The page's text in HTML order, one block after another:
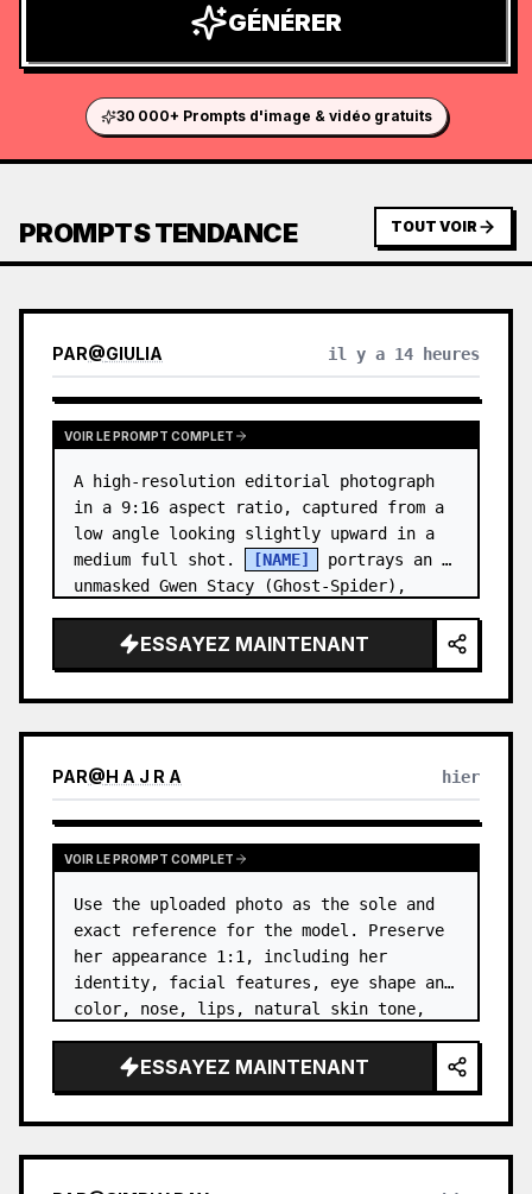
GÉNÉRER
30 000+ Prompts d'image & vidéo gratuits
PROMPTS TENDANCE TOUT VOIR
PAR@GIULIA il y a 14 heures
VOIR LE PROMPT COMPLET
A high-resolution editorial photograph
in a 9:16 aspect ratio, captured from a
low angle looking slightly upward in a
medium full shot.
[NAME]
portrays an
unmasked Gwen Stacy (Ghost-Spider),
ESSAYEZ MAINTENANT
PAR@H A J R A hier
VOIR LE PROMPT COMPLET
Use the uploaded photo as the sole and
exact reference for the model. Preserve
her appearance 1:1, including her
identity, facial features, eye shape and
color, nose, lips, natural skin tone,
volume, texture, facial expressi…
ESSAYEZ MAINTENANT